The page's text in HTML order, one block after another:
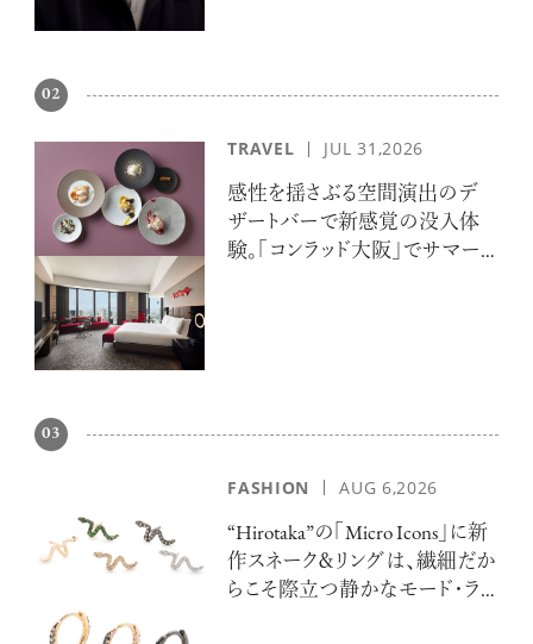
02
TRAVEL JUL 31,2026
感性を揺さぶる空間演出のデ
ザートバーで新感覚の没入体
験。「コンラッド大阪」でサマー
03
FASHION AUG 6,2026
“Hirotaka”の「Micro Icons」に新
作スネーク＆リングは、繊細だか
らこそ際立つ静かなモード・ラ